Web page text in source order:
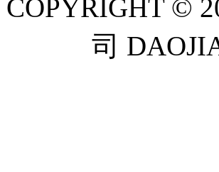
COPYRIGHT ©
司